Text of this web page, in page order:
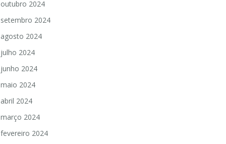
outubro 2024
setembro 2024
agosto 2024
julho 2024
junho 2024
maio 2024
abril 2024
março 2024
fevereiro 2024